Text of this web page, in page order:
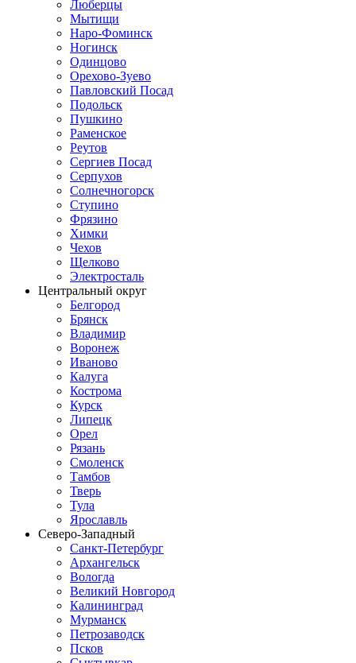
Люберцы
Мытищи
Наро-Фоминск
Ногинск
Одинцово
Орехово-Зуево
Павловский Посад
Подольск
Пушкино
Раменское
Реутов
Сергиев Посад
Серпухов
Солнечногорск
Ступино
Фрязино
Химки
Чехов
Щелково
Электросталь
Центральный округ
Белгород
Брянск
Владимир
Воронеж
Иваново
Калуга
Кострома
Курск
Липецк
Орел
Рязань
Смоленск
Тамбов
Тверь
Тула
Ярославль
Северо-Западный
Санкт-Петербург
Архангельск
Вологда
Великий Новгород
Калининград
Мурманск
Петрозаводск
Псков